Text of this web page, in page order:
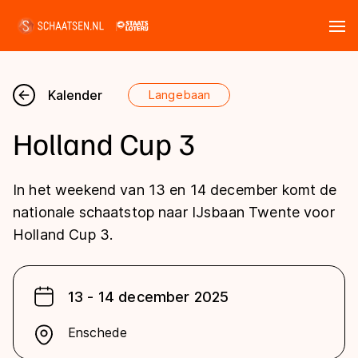
Nieuws
Kalender
Disciplines
Marathon
Langebaan
Shorttrack
Inlineskaten
Uitslagen
Langebaan
Shorttrack
Marathon
Tijden & historie
Ranglijsten Langebaan
Kalender Langebaan
13 - 14 december 2025
Enschede
Holland Cup 3
In het weekend van 13 en 14 december komt de
nationale schaatstop naar IJsbaan Twente voor
Holland Cup 3.